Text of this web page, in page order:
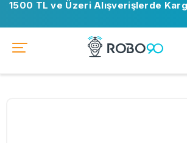
1500 TL ve Üzeri Alışverişlerde